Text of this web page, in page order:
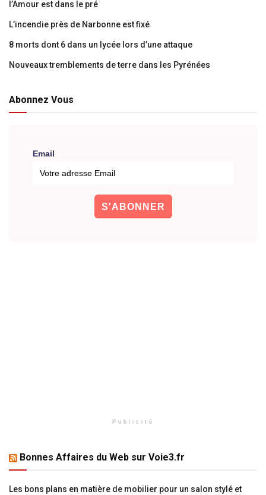
l’Amour est dans le pré
L’incendie près de Narbonne est fixé
8 morts dont 6 dans un lycée lors d’une attaque
Nouveaux tremblements de terre dans les Pyrénées
Abonnez Vous
Email
Publicité
Bonnes Affaires du Web sur Voie3.fr
Les bons plans en matière de mobilier pour un salon stylé et